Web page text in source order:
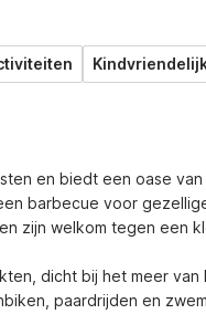
en biedt een oase
barbecue voor
zijn welkom tegen een
dicht bij het meer
paardrijden en